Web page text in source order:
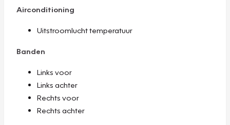
Airconditioning
Uitstroomlucht temperatuur
Banden
Links voor
Links achter
Rechts voor
Rechts achter